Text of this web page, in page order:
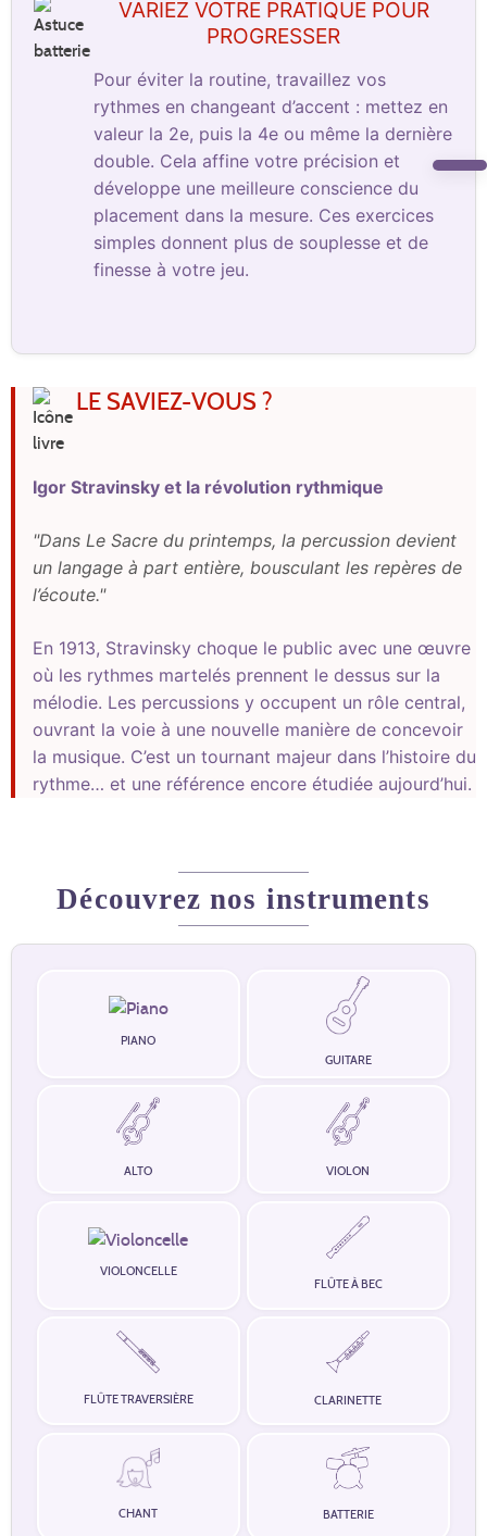
VARIEZ VOTRE PRATIQUE POUR
PROGRESSER
Pour éviter la routine, travaillez vos
rythmes en changeant d’accent : mettez en
valeur la 2e, puis la 4e ou même la dernière
double. Cela affine votre précision et
développe une meilleure conscience du
placement dans la mesure. Ces exercices
simples donnent plus de souplesse et de
finesse à votre jeu.
LE SAVIEZ-VOUS ?
Igor Stravinsky et la révolution rythmique
"Dans Le Sacre du printemps, la percussion devient
un langage à part entière, bousculant les repères de
l’écoute."
En 1913, Stravinsky choque le public avec une œuvre
où les rythmes martelés prennent le dessus sur la
mélodie. Les percussions y occupent un rôle central,
ouvrant la voie à une nouvelle manière de concevoir
la musique. C’est un tournant majeur dans l’histoire du
rythme… et une référence encore étudiée aujourd’hui.
Découvrez nos instruments
PIANO
GUITARE
ALTO VIOLON
VIOLONCELLE
FLÛTE À BEC
FLÛTE TRAVERSIÈRE CLARINETTE
CHANT BATTERIE